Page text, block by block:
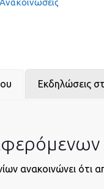
Εκδηλώσεις
ανακοινώνει